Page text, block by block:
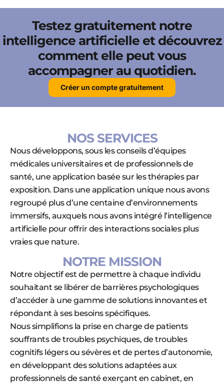
Testez gratuitement notre
intelligence artificielle et découvrez
comment elle peut vous
accompagner au quotidien.
Créer un compte gratuitement
NOS SERVICES
Nous développons, sous les conseils d’équipes
médicales universitaires et de professionnels de
santé, une application basée sur les thérapies par
exposition. Dans une application unique nous avons
regroupé plus d’une centaine d’environnements
immersifs, auxquels nous avons intégré l’intelligence
artificielle pour offrir des interactions sociales plus
vraies que nature.
NOTRE MISSION
Notre objectif est de permettre à chaque individu
souhaitant se libérer de barrières psychologiques
d’accéder à une gamme de solutions innovantes et
répondant à ses besoins spécifiques.
Nous simplifions la prise en charge de patients
souffrants de troubles psychiques, de troubles
cognitifs légers ou sévères et de pertes d’autonomie,
en développant des solutions adaptées aux
professionnels de santé exerçant en cabinet, en